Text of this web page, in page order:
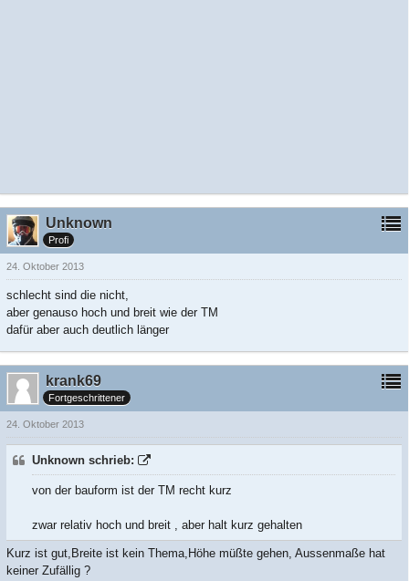
Unknown
Profi
24. Oktober 2013
schlecht sind die nicht,
aber genauso hoch und breit wie der TM
dafür aber auch deutlich länger
krank69
Fortgeschrittener
24. Oktober 2013
Unknown schrieb:
von der bauform ist der TM recht kurz
zwar relativ hoch und breit , aber halt kurz gehalten
Kurz ist gut,Breite ist kein Thema,Höhe müßte gehen, Aussenmaße hat
keiner Zufällig ?